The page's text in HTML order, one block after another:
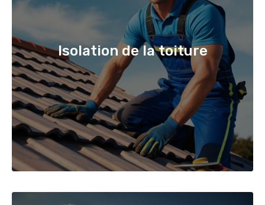
Isolation de la toiture